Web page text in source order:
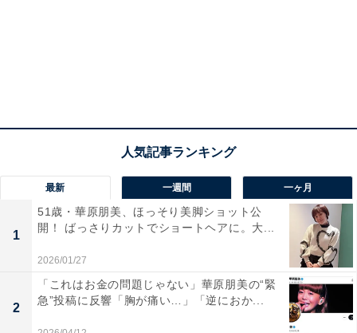
最新 一週間 一ヶ月
1
51歳・華原朋美、ほっそり美脚ショット公
開！ ばっさりカットでショートヘアに。大...
2026/01/27
2
「これはお金の問題じゃない」華原朋美の“緊
急”投稿に反響「胸が痛い…」「逆におか...